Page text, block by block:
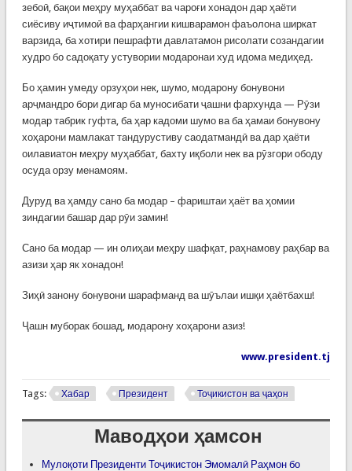
зебоӣ, бақои меҳру муҳаббат ва чароғи хонадон дар ҳаёти
сиёсиву иҷтимоӣ ва фарҳангии кишварамон фаъолона ширкат
варзида, ба хотири пешрафти давлатамон рисолати созандагии
худро бо садоқату устувории модаронаи худ идома медиҳед.
Бо ҳамин умеду орзуҳои нек, шумо, модарону бонувони
арҷмандро бори дигар ба муносибати ҷашни фархунда — Рӯзи
модар табрик гуфта, ба ҳар кадоми шумо ва ба ҳамаи бонувону
хоҳарони мамлакат тандурустиву саодатмандӣ ва дар ҳаёти
оилавиатон меҳру муҳаббат, бахту иқболи нек ва рӯзгори ободу
осуда орзу менамоям.
Дуруд ва ҳамду сано ба модар – фариштаи ҳаёт ва ҳомии
зиндагии башар дар рӯи замин!
Сано ба модар — ин олиҳаи меҳру шафқат, раҳнамову раҳбар ва
азизи ҳар як хонадон!
Зиҳӣ занону бонувони шарафманд ва шӯълаи ишқи ҳаётбахш!
Ҷашн муборак бошад, модарону хоҳарони азиз!
www.president.tj
Tags: Хабар Президент Тоҷикистон ва ҷаҳон
Маводҳои ҳамсон
Мулоқоти Президенти Тоҷикистон Эмомалӣ Раҳмон бо